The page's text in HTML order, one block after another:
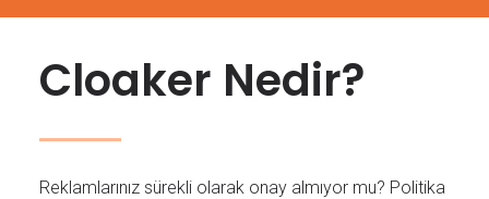
Cloaker Nedir?
Reklamlarınız sürekli olarak onay almıyor mu? Politika